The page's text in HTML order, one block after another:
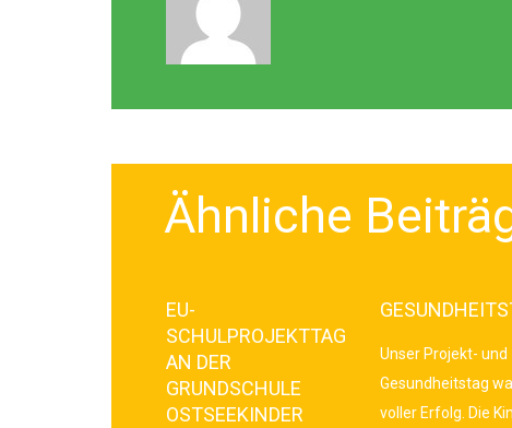
Ähnliche
EU-
SCHULPROJEKTTAG
AN DER
GRUNDSCHULE
OSTSEEKINDER
Unser Projekt- und
Gesundheitstag
voller Erfolg. Die